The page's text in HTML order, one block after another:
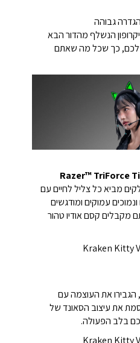
גבוהה
הנשלף מהדור הבא
כך שכל מה שאתם
מביא כל צליל לחיים עם
עמוקים ומודגשים
קסם אודיו טהור
עם סאונד היקפי מתקדם 7.1, הגבירו את העוצמה עם
את עיצוב הסאונד של
בלב הפעולה.